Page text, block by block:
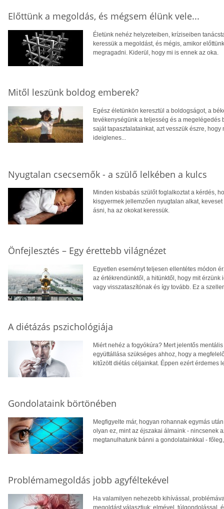
Előttünk a megoldás, és mégsem élünk vele...
Életünk nehéz helyzeteiben, kríziseiben
keressük a megoldást, és mégis, amikor
megragadni. Kiderül, hogy mi is ennek az oka.
Mitől leszünk boldog emberek?
Egész életünkön keresztül a boldogságot, a
tevékenységünk a teljesség és a megelégedés
saját tapasztalatainkat, azt vesszük észre,
ideiglenes...
Nyugtalan csecsemők - a szülő lelkében a kulcs
Minden kisbabás szülőt foglalkoztat a kérdés,
kisgyermek jellemzően nyugtalan alkat,
ásni, ha az okokat keressük.
Önfejlesztés – Egy érettebb világnézet
Egyetlen eseményt teljesen ellentétes módon
az értékrendünktől, a hitünktől, hogy mit
vagy visszataszítónak és így tovább. Ez a
A diétázás pszichológiája
Miért nehéz a fogyókúra? Mert jelentős
együttállása szükséges ahhoz, hogy a
kitűzött diétás céljainkat. Éppen ezért érdemes
Gondolataink börtönében
Megfigyelte már, hogyan rohannak egymás
olyan ez, mint az éjszakai álmaink - nincsenek
megtanulhatunk bánni a gondolatainkkal -
Problémamegoldás jobb agyféltekével
Ha valamilyen nehezebb kihívással,
megoldást választjuk: elmével, túlgondolással,